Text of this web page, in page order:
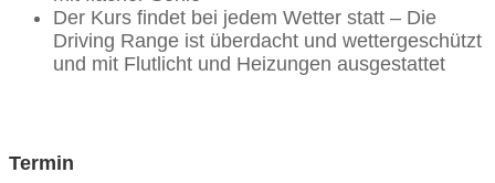
Der Kurs findet bei jedem Wetter statt – Die
Driving Range ist überdacht und wettergeschützt
und mit Flutlicht und Heizungen ausgestattet
Termin